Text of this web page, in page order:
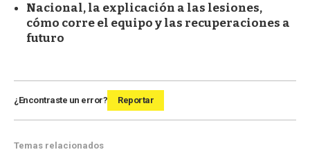
Nacional, la explicación a las lesiones,
cómo corre el equipo y las recuperaciones a
futuro
¿Encontraste un error? Reportar
Temas relacionados